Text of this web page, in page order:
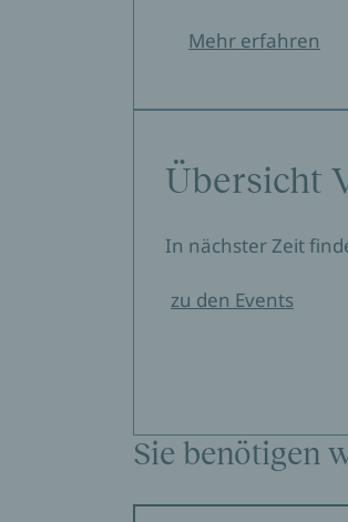
Mehr erfahren
Übersicht
In nächster Zeit
zu den Events
Sie benötigen